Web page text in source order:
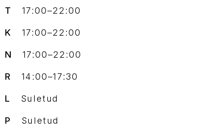
T 17:00–22:00
K 17:00–22:00
N 17:00–22:00
R 14:00–17:30
L Suletud
P Suletud